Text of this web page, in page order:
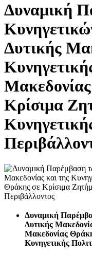
Δυναμική
Δυτικής
Κρίσιμα
Δυναμική
Δυτικής
Μακεδονίας
Κυνηγετικής